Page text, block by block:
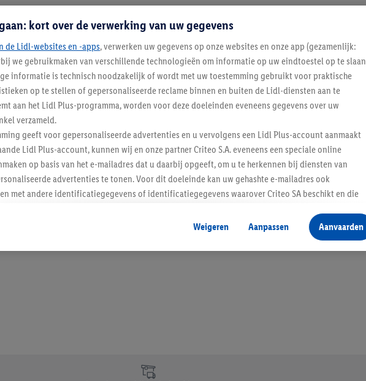
Blijf op de hoogte
Schrijf je in op de newsletter
Inschrijven
kort over de verwerking van uw gegevens
de Lidl-websites en -apps, verwerken uw gegevens op onze websites en onze app (gezamenlijk:
we gebruikmaken van verschillende technologieën om informatie op uw eindtoestel op te slaan
informatie is technisch noodzakelijk of wordt met uw toestemming gebruikt voor praktische
op te stellen of gepersonaliseerde reclame binnen en buiten de Lidl-diensten aan te
aan het Lidl Plus-programma, worden voor deze doeleinden eveneens gegevens over uw
verzameld.
geeft voor gepersonaliseerde advertenties en u vervolgens een Lidl Plus-account aanmaakt
Lidl Plus-account, kunnen wij en onze partner Criteo S.A. eveneens een speciale online
op basis van het e-mailadres dat u daarbij opgeeft, om u te herkennen bij diensten van
advertenties te tonen. Voor dit doeleinde kan uw gehashte e-mailadres ook
met andere identificatiegegevens of identificatiegegevens waarover Criteo SA beschikt en die
gaat, kunnen advertenties in het kader van retargeting, d.w.z. advertenties voor producten waarin
(bijvoorbeeld door het product in de webshop aan uw winkelmandje toe te voegen, maar het
verschillende apparaten en verschillende Lidl-diensten worden weergegeven als er met behulp
Weigeren Aanpassen Aanvaarden